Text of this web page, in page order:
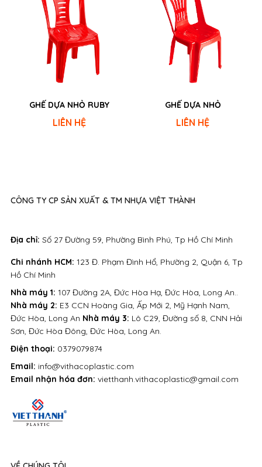
GHẾ DỰA NHỎ RUBY
LIÊN HỆ
GHẾ DỰA NHỎ
LIÊN HỆ
Địa chỉ: Số 27 Đường 59, Phường Bình Phú, Tp Hồ Chí Minh
Điện thoại: 0379079874
Email: info@vithacoplastic.com
Email nhận hóa đơn: vietthanh.vithacoplastic@gmail.com
CÔNG TY CP SẢN XUẤT & TM NHỰA VIỆT THÀNH
Nhà máy 1: 107 Đường 2A, Đức Hòa Hạ, Đức Hòa, Long An..
Nhà máy 2: E3 CCN Hoàng Gia, Ấp Mới 2, Mỹ Hạnh Nam,
Đức Hòa, Long An Nhà máy 3: Lô C29, Đường số 8, CNN Hải
Sơn, Đức Hòa Đông, Đức Hòa, Long An.
Chi nhánh HCM: 123 Đ. Phạm Đình Hổ, Phường 2, Quận 6, Tp
Hồ Chí Minh